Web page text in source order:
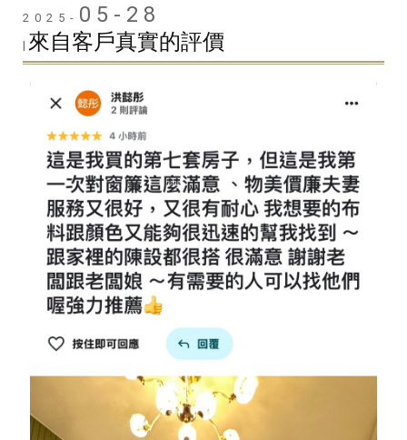
2025- 05-28
| 來自客戶真實的評價